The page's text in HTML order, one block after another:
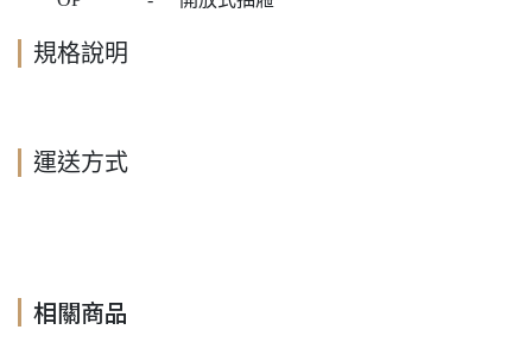
規格說明
運送方式
相關商品